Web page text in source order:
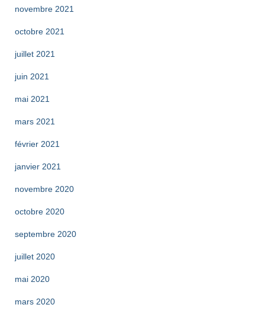
novembre 2021
octobre 2021
juillet 2021
juin 2021
mai 2021
mars 2021
février 2021
janvier 2021
novembre 2020
octobre 2020
septembre 2020
juillet 2020
mai 2020
mars 2020